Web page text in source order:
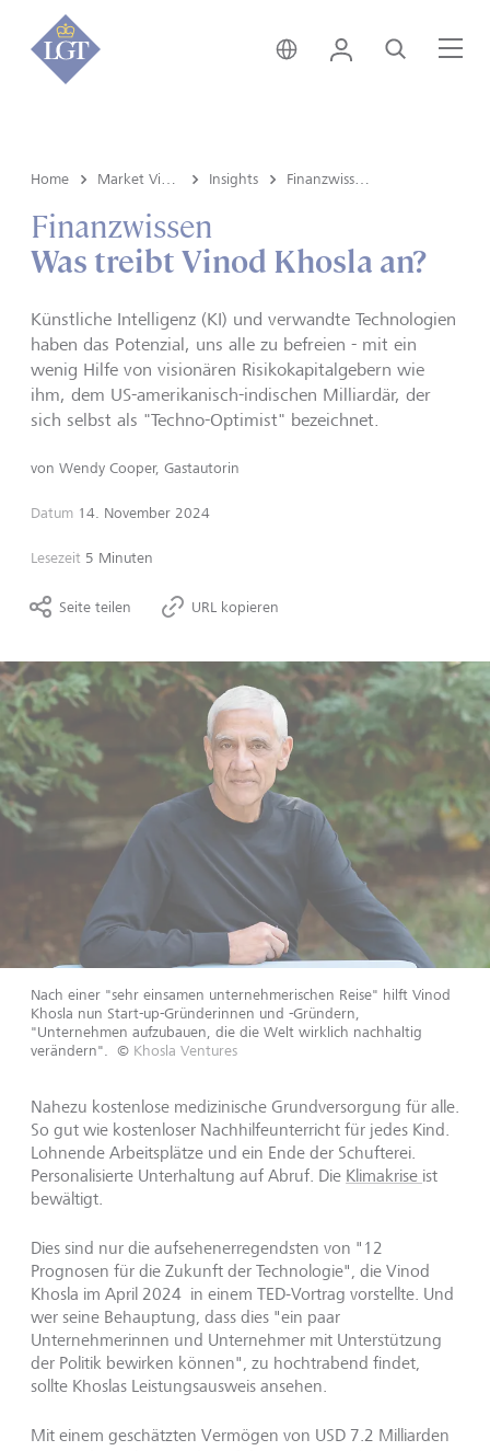
Österreich • Deutsch
Login Suche
Home Insights
Finanzwissen
Was treibt Vinod Khosla an?
Künstliche Intelligenz (KI) und verwandte Technologien
haben das Potenzial, uns alle zu befreien - mit ein
wenig Hilfe von visionären Risikokapitalgebern wie
ihm, dem US-amerikanisch-indischen Milliardär, der
sich selbst als "Techno-Optimist" bezeichnet.
von Wendy Cooper, Gastautorin
Datum 14. November 2024
Lesezeit 5 Minuten
Seite teilen URL kopieren
Nach einer "sehr einsamen unternehmerischen Reise" hilft Vinod
Khosla nun Start-up-Gründerinnen und -Gründern,
"Unternehmen aufzubauen, die die Welt wirklich nachhaltig
verändern".
© Khosla Ventures
Nahezu kostenlose medizinische Grundversorgung für alle.
So gut wie kostenloser Nachhilfeunterricht für jedes Kind.
Lohnende Arbeitsplätze und ein Ende der Schufterei.
Personalisierte Unterhaltung auf Abruf. Die Klimakrise ist
bewältigt.
Dies sind nur die aufsehenerregendsten von "12
Prognosen für die Zukunft der Technologie", die Vinod
Khosla im April 2024 in einem TED-Vortrag vorstellte. Und
wer seine Behauptung, dass dies "ein paar
Unternehmerinnen und Unternehmer mit Unterstützung
der Politik bewirken können", zu hochtrabend findet,
sollte Khoslas Leistungsausweis ansehen.
Mit einem geschätzten Vermögen von USD 7.2 Milliarden